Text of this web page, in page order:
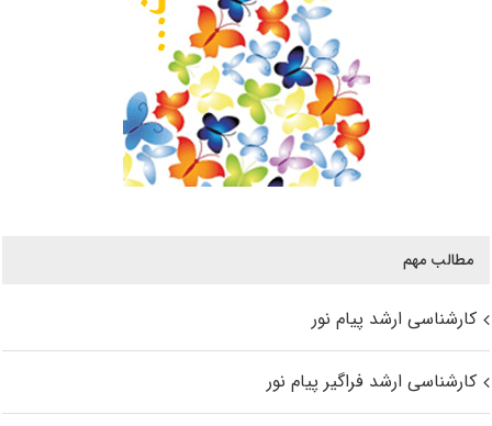
مطالب مهم
کارشناسی ارشد پیام نور
کارشناسی ارشد فراگیر پیام نور